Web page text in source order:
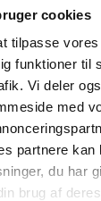
cookies
tilpasse vores
funktioner til
Vi deler
med
partnere kan
du har
brug af
20 (24) kV